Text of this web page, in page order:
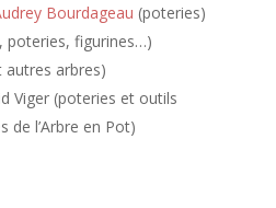
Bourdageau (poteries)
poteries, figurines…)
autres arbres)
Viger (poteries et outils
de l’Arbre en Pot)